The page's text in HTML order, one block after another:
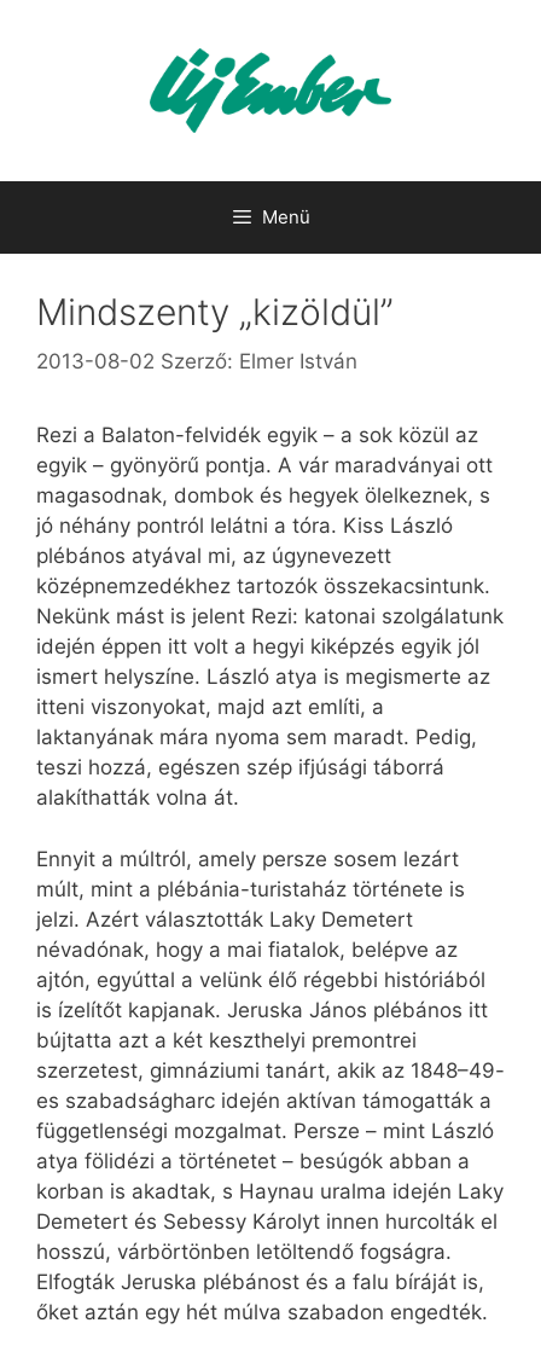
Menü
Mindszenty „kizöldül”
2013-08-02 Szerző: Elmer István
Rezi a Balaton-felvidék egyik – a sok közül az
egyik – gyönyörű pontja. A vár maradványai ott
magasodnak, dombok és hegyek ölelkeznek, s
jó néhány pontról lelátni a tóra. Kiss László
plébános atyával mi, az úgynevezett
középnemzedékhez tartozók összekacsintunk.
Nekünk mást is jelent Rezi: katonai szolgálatunk
idején éppen itt volt a hegyi kiképzés egyik jól
ismert helyszíne. László atya is megismerte az
itteni viszonyokat, majd azt említi, a
laktanyának mára nyoma sem maradt. Pedig,
teszi hozzá, egészen szép ifjúsági táborrá
alakíthatták volna át.
Ennyit a múltról, amely persze sosem lezárt
múlt, mint a plébánia-turistaház története is
jelzi. Azért választották Laky Demetert
névadónak, hogy a mai fiatalok, belépve az
ajtón, egyúttal a velünk élő régebbi históriából
is ízelítőt kapjanak. Jeruska János plébános itt
bújtatta azt a két keszthelyi premontrei
szerzetest, gimnáziumi tanárt, akik az 1848–49-
es szabadságharc idején aktívan támogatták a
függetlenségi mozgalmat. Persze – mint László
atya fölidézi a történetet – besúgók abban a
korban is akadtak, s Haynau uralma idején Laky
Demetert és Sebessy Károlyt innen hurcolták el
hosszú, várbörtönben letöltendő fogságra.
Elfogták Jeruska plébánost és a falu bíráját is,
őket aztán egy hét múlva szabadon engedték.